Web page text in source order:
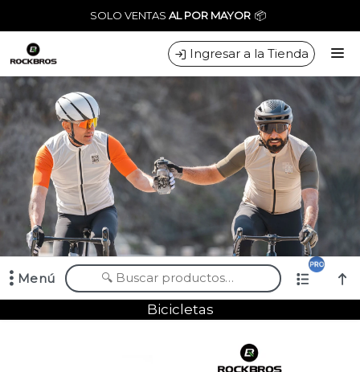
Indumentaria - Repuestos - Envíos a todo el país
SOLO VENTAS AL POR MAYOR 📦
Ingresar a la Tienda
CÓMO COMPRAR
CONTACTO
Menú
Tienda especializada en ciclismo-triathlon. Bicicletas - Accesorios -
Indumentaria - Repuestos - Envíos a todo el país
Bicicletas